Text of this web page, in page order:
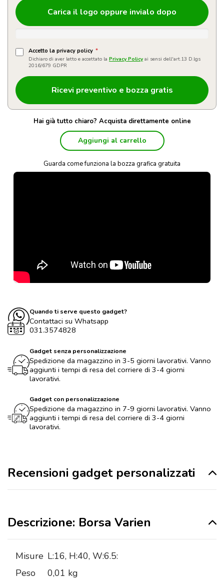
Carica il logo oppure invialo dopo
Accetto la privacy policy *
Dichiaro di aver letto e accettato la Privacy Policy ai sensi dell'art.13 D.lgs
2016/679 GDPR
Hai già tutto chiaro? Acquista direttamente online
Aggiungi al carrello
Guarda come funziona la bozza grafica gratuita
Quando ti serve questo gadget?
Contattaci su Whatsapp
031.3574828
Gadget senza personalizzazione
Spedizione da magazzino in 3-5 giorni lavorativi. Vanno
aggiunti i tempi di resa del corriere di 3-4 giorni
lavorativi.
Gadget con personalizzazione
Spedizione da magazzino in 7-9 giorni lavorativi. Vanno
aggiunti i tempi di resa del corriere di 3-4 giorni
lavorativi.
Recensioni gadget personalizzati
Descrizione: Borsa Varien
Misure L:16, H:40, W:6.5:
Peso
0,01 kg